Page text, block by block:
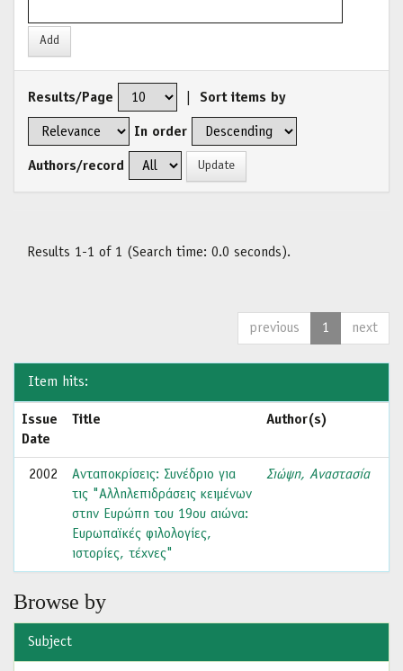
Results/Page Sort items by
In order
Authors/record
Results 1-1 of 1 (Search time: 0.0 seconds).
previous 1 next
Item hits:
Issue
Date
Title Author(s)
2002
Ανταποκρίσεις: Συνέδριο για
τις "Αλληλεπιδράσεις κειμένων
στην Ευρώπη του 19ου αιώνα:
Ευρωπαϊκές φιλολογίες,
ιστορίες, τέχνες"
Σιώψη, Αναστασία
Browse by
Subject